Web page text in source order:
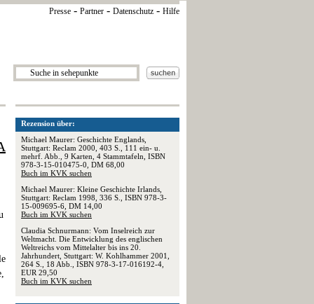
Presse - Partner - Datenschutz - Hilfe
Rezension über:
Michael Maurer: Geschichte Englands,
Stuttgart: Reclam 2000, 403 S., 111 ein- u.
mehrf. Abb., 9 Karten, 4 Stammtafeln, ISBN
978-3-15-010475-0, DM 68,00
Buch im KVK suchen
Michael Maurer: Kleine Geschichte Irlands,
Stuttgart: Reclam 1998, 336 S., ISBN 978-3-
15-009695-6, DM 14,00
Buch im KVK suchen
Claudia Schnurmann: Vom Inselreich zur
Weltmacht. Die Entwicklung des englischen
Weltreichs vom Mittelalter bis ins 20.
Jahrhundert, Stuttgart: W. Kohlhammer 2001,
264 S., 18 Abb., ISBN 978-3-17-016192-4,
EUR 29,50
Buch im KVK suchen